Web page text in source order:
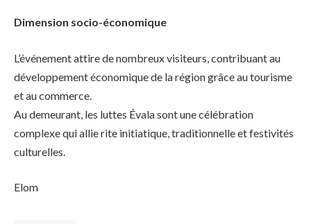
Dimension socio-économique
L’événement attire de nombreux visiteurs, contribuant au
développement économique de la région grâce au tourisme
et au commerce.
Au demeurant, les luttes Évala sont une célébration
complexe qui allie rite initiatique, traditionnelle et festivités
culturelles.
Elom